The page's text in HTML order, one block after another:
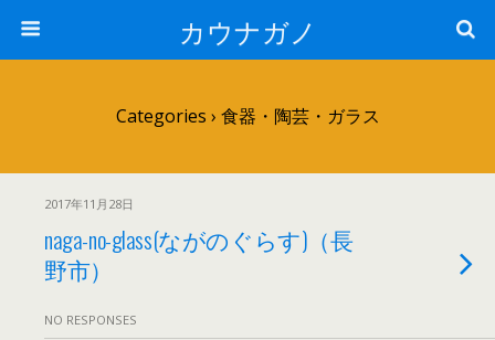
カウナガノ
Categories › 食器・陶芸・ガラス
2017年11月28日
naga-no-glass(ながのぐらす)（長
野市）
NO RESPONSES